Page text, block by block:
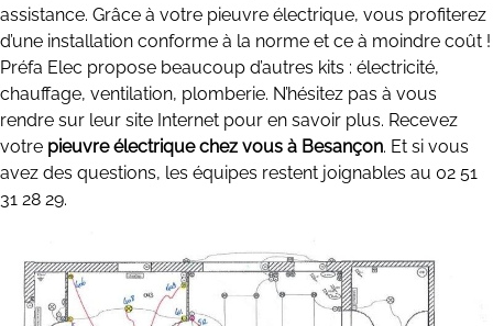
assistance. Grâce à votre pieuvre électrique, vous profiterez
d’une installation conforme à la norme et ce à moindre coût !
Préfa Elec propose beaucoup d’autres kits : électricité,
chauffage, ventilation, plomberie. N’hésitez pas à vous
rendre sur leur site Internet pour en savoir plus. Recevez
votre pieuvre électrique chez vous à Besançon. Et si vous
avez des questions, les équipes restent joignables au 02 51
31 28 29.